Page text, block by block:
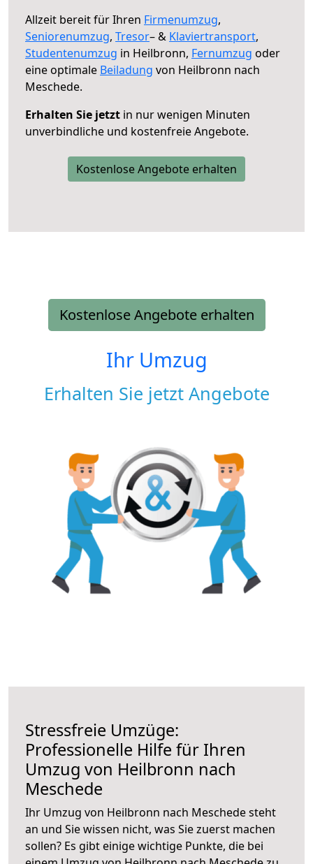
Allzeit bereit für Ihren Firmenumzug,
Seniorenumzug, Tresor– & Klaviertransport,
Studentenumzug in Heilbronn, Fernumzug oder
eine optimale Beiladung von Heilbronn nach
Meschede.
Erhalten Sie jetzt in nur wenigen Minuten
unverbindliche und kostenfreie Angebote.
Kostenlose Angebote erhalten
Kostenlose Angebote erhalten
Ihr Umzug
Erhalten Sie jetzt Angebote
Stressfreie Umzüge:
Professionelle Hilfe für Ihren
Umzug von Heilbronn nach
Meschede
Ihr Umzug von Heilbronn nach Meschede steht
an und Sie wissen nicht, was Sie zuerst machen
sollen? Es gibt einige wichtige Punkte, die bei